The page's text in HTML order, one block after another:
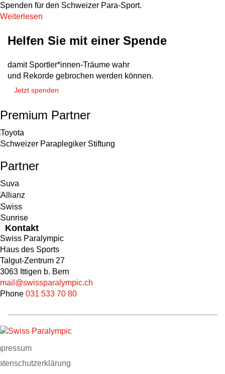
Spenden für den Schweizer Para-Sport.
Weiterlesen
Helfen Sie mit einer Spende
damit Sportler*innen-Träume wahr
und Rekorde gebrochen werden können.
Jetzt spenden
Premium Partner
Partner
Kontakt
Swiss Paralympic
Haus des Sports
Talgut-Zentrum 27
3063 Ittigen b. Bern
mail@swissparalympic.ch
Phone 031 533 70 80